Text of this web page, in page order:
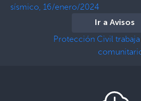
sísmico, 16/enero/2024
Ir a Avisos
Protección Civil